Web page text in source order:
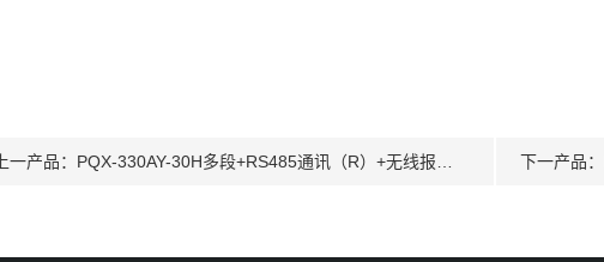
上一产品： PQX-330AY-30H多段+RS485通讯（R）+无线报警人工气候箱 下一产品：